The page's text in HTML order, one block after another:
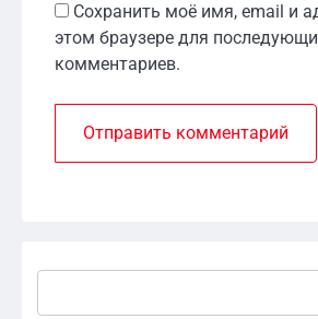
Сохранить моё имя, email и
этом браузере для
комментариев.